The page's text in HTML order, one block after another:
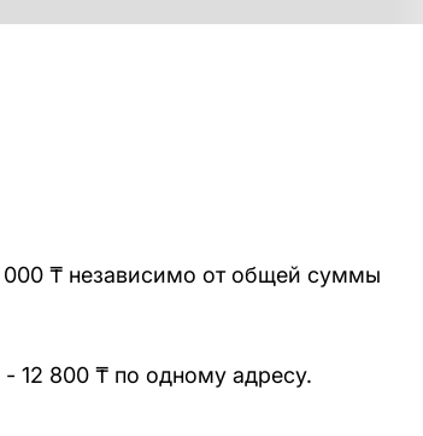
₸ независимо от общей суммы
12 800 ₸ по одному адресу.